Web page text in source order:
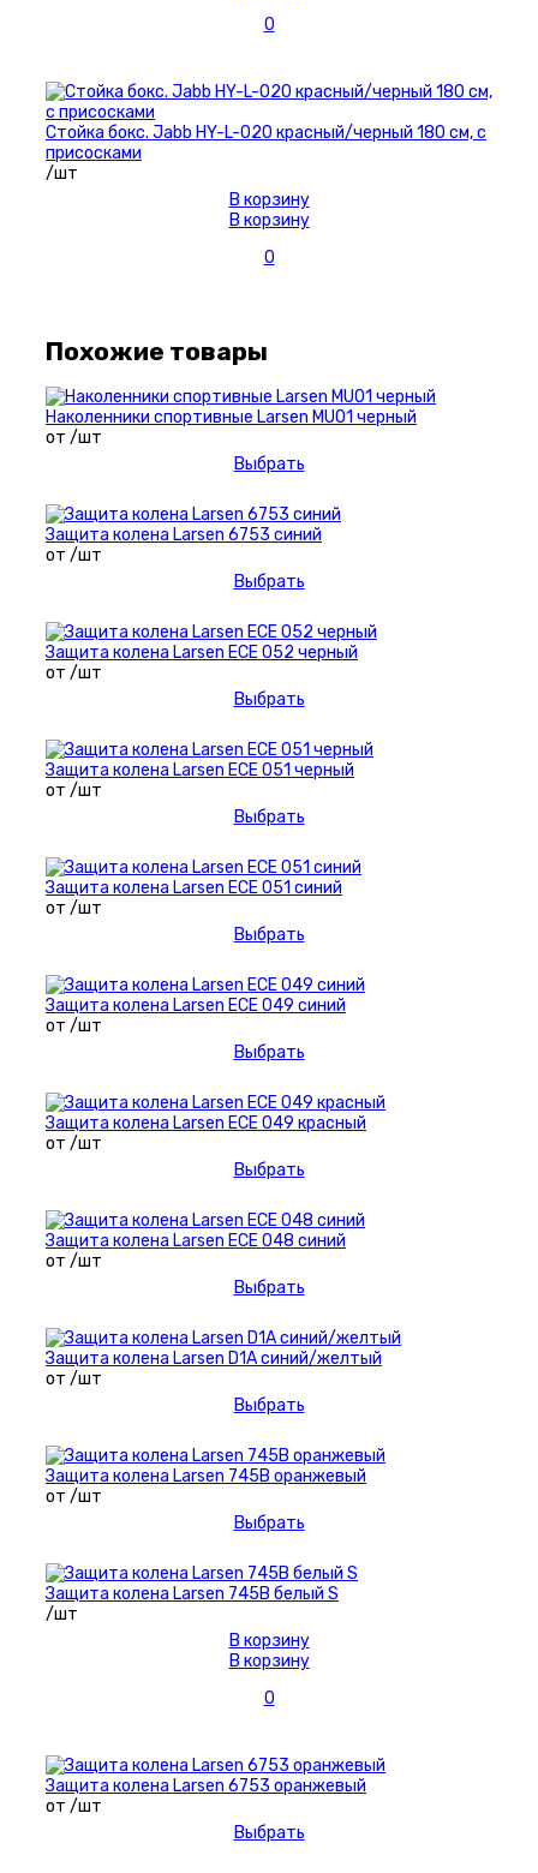
0
Стойка бокс. Jabb HY-L-020 красный/черный 180 см, с
присосками
/шт
В корзину
В корзину
0
Похожие товары
Наколенники спортивные Larsen MU01 черный
от /шт
Выбрать
Защита колена Larsen 6753 синий
от /шт
Выбрать
Защита колена Larsen ECE 052 черный
от /шт
Выбрать
Защита колена Larsen ECE 051 черный
от /шт
Выбрать
Защита колена Larsen ECE 051 синий
от /шт
Выбрать
Защита колена Larsen ECE 049 синий
от /шт
Выбрать
Защита колена Larsen ECE 049 красный
от /шт
Выбрать
Защита колена Larsen ECE 048 синий
от /шт
Выбрать
Защита колена Larsen D1A синий/желтый
от /шт
Выбрать
Защита колена Larsen 745В оранжевый
от /шт
Выбрать
Защита колена Larsen 745В белый S
/шт
В корзину
В корзину
0
Защита колена Larsen 6753 оранжевый
от /шт
Выбрать